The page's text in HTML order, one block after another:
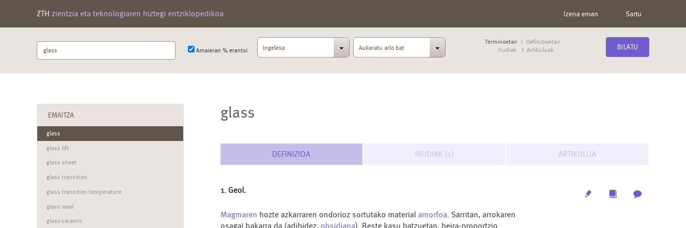
ZTH zientzia eta teknologiaren hiztegi entziklopedikoa Izena eman Sartu
Bilatu
terminoa
Amaieran % erantsi Ingelesa Aukeratu arlo bat
Terminoetan
Definizioetan
Irudiak
Artikuluak BILATU
glass
DEFINIZIOA IRUDIAK (1) ARTIKULUA
MultimediaArchive
1. Geol.
Magmaren hozte azkarraren ondorioz sortutako material amorfoa. Sarritan, arrokaren
osagai bakarra da (adibidez, obsidiana). Beste kasu batzuetan, beira-proportzio
EMAITZA
glass
glass lift
glass sheet
glass transition
glass transition temperature
glass wool
glass-ceramic